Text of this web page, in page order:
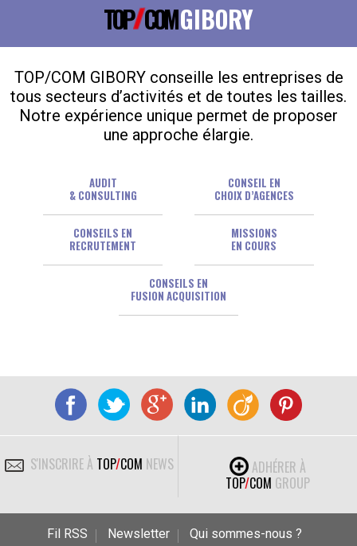
TOP COMGIBORY
TOP/COM GIBORY conseille les entreprises de
tous secteurs d’activités et de toutes les tailles.
Notre expérience unique permet de proposer
une approche élargie.
AUDIT
& CONSULTING
CONSEIL EN
CHOIX D’AGENCES
CONSEILS EN
RECRUTEMENT
MISSIONS
EN COURS
CONSEILS EN
FUSION ACQUISITION
S'INSCRIRE À TOP/COM NEWS
ADHÉRER À
TOP/COM GROUP
Fil RSS Newsletter
Qui sommes-nous ?